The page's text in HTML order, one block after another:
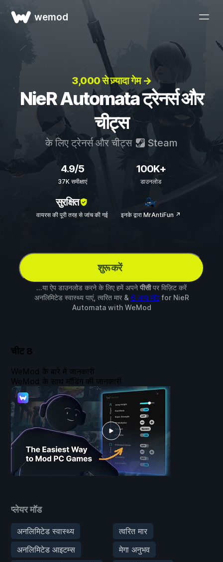
wemod
3,000 से ज़्यादा गेम →
NieR Automata ट्रेनर्स और
चीट्स
के लिए ट्रेनर्स और चीट्स Steam
4.9/5
37K समीक्षाएं
100K+
डाउनलोड
सुरक्षित
वायरस की पूरी तरह से जांच की गई इनके द्वारा MrAntiFun ↗
शुरू करें
...या ऐप डाउनलोड करने के लिए हमें अपने पीसीपर विज़िट करें
अनलिमिटेड स्वास्थ्य पाएं, त्वरित मार & 6 अन्य मॉडfor NieR
Automatawith WeMod
चीट 8
प्लेयर मॉड
अनलिमिटेड स्वास्थ्य
त्वरित मार
अनलिमिटेड आइटम्स
मेगा अनुभव
WeMod के बारे में जानकारी
WeMod के साथ मॉडिंग की जानकारी